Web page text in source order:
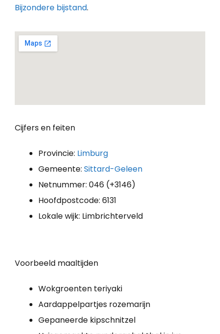
Bijzondere bijstand.
Cijfers en feiten
Provincie: Limburg
Gemeente: Sittard-Geleen
Netnummer: 046 (+3146)
Hoofdpostcode: 6131
Lokale wijk: Limbrichterveld
Voorbeeld maaltijden
Wokgroenten teriyaki
Aardappelpartjes rozemarijn
Gepaneerde kipschnitzel